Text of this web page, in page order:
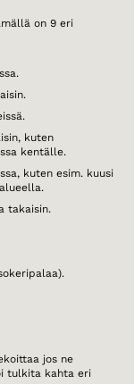
on 9 eri
kuten
kentälle.
kuten esim. kuusi
takaisin.
jos ne
tulkita kahta eri